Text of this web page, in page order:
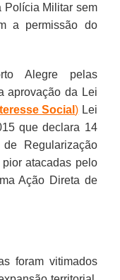
Polícia Militar sem
a permissão do
Alegre pelas
aprovação da Lei
Social) Lei
que declara 14
Regularização
atacadas pelo
Ação Direta de
foram vitimados